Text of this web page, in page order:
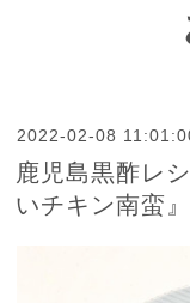
2022-02-08
鹿児島黒酢レ
いチキン南蛮』